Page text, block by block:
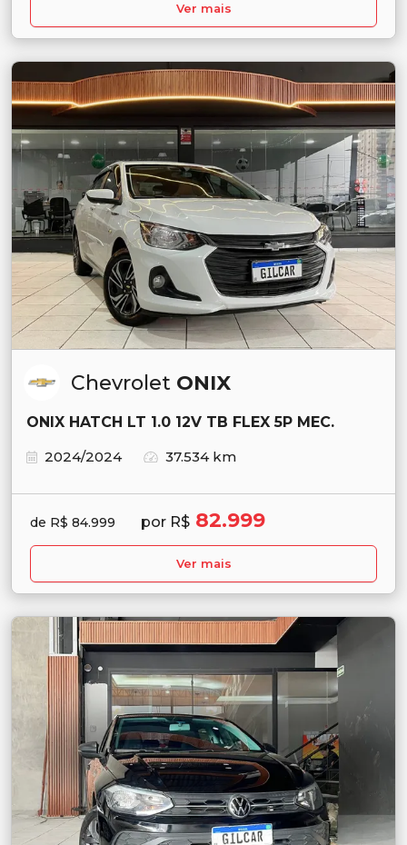
Ver mais
Chevrolet ONIX
ONIX HATCH LT 1.0 12V TB FLEX 5P MEC.
2024/2024
37.534 km
de R$ 84.999 por R$ 82.999
Ver mais